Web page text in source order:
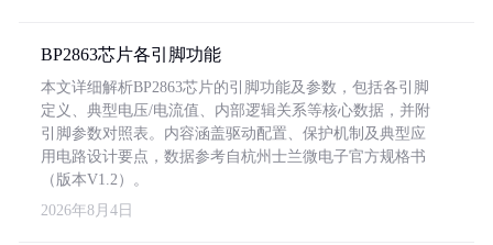
BP2863芯片各引脚功能
本文详细解析BP2863芯片的引脚功能及参数，包括各引脚
定义、典型电压/电流值、内部逻辑关系等核心数据，并附
引脚参数对照表。内容涵盖驱动配置、保护机制及典型应
用电路设计要点，数据参考自杭州士兰微电子官方规格书
（版本V1.2）。
2026年8月4日